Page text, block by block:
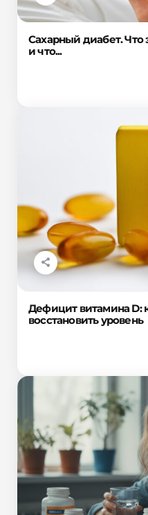
Сахарный диабет. Что
и что...
Дефицит витамина D:
восстановить уровень